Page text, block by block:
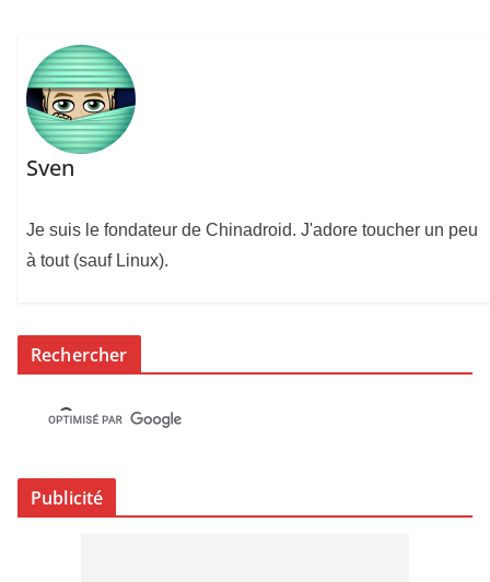
Sven
Je suis le fondateur de Chinadroid. J'adore toucher un peu
à tout (sauf Linux).
Rechercher
Publicité